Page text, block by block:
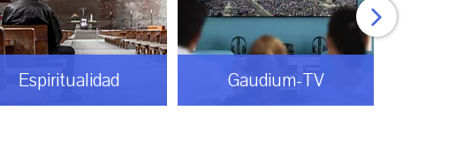
Espiritualidad Gaudium-TV